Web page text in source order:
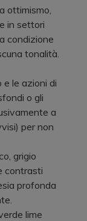
ottimismo,
in settori
condizione
tonalità.
le azioni di
o gli
a
per non
grigio
contrasti
profonda
lime